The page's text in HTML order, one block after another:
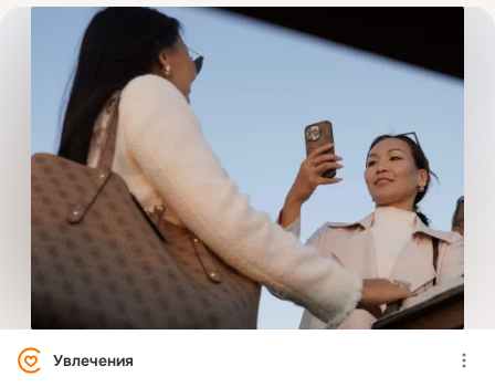
Увлечения